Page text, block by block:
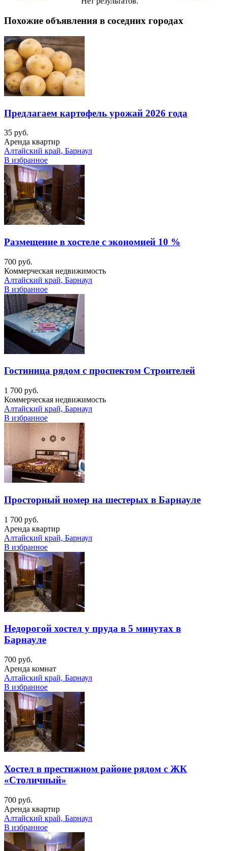
Похожие объявления в соседних городах
Предлагаем картофель урожай 2026 года
35 руб.
Аренда квартир
Алтайский край, Барнаул
В избранное
Размещение в хостеле с экономией 10 %
700 руб.
Коммерческая недвижимость
Алтайский край, Барнаул
В избранное
Гостиница рядом с проспектом Строителей
1 700 руб.
Коммерческая недвижимость
Алтайский край, Барнаул
В избранное
Просторный номер на шестерых в Барнауле
1 700 руб.
Аренда квартир
Алтайский край, Барнаул
В избранное
Недорогой хостел у пруда в 5 минутах в
Барнауле
700 руб.
Аренда комнат
Алтайский край, Барнаул
В избранное
Хостел в престижном районе рядом с ЖК
«Столичный»
700 руб.
Аренда квартир
Алтайский край, Барнаул
В избранное